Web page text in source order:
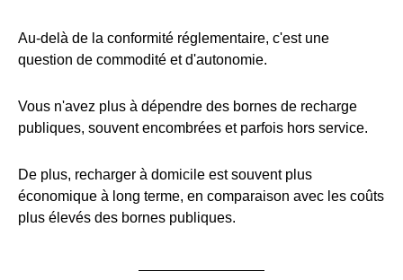
Au-delà de la conformité réglementaire, c'est une
question de commodité et d'autonomie.
Vous n'avez plus à dépendre des bornes de recharge
publiques, souvent encombrées et parfois hors service.
De plus, recharger à domicile est souvent plus
économique à long terme, en comparaison avec les coûts
plus élevés des bornes publiques.